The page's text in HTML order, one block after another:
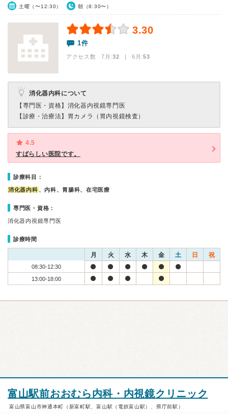
土曜（〜12:30） 朝（8:30〜）
3.30
1件
アクセス数 7月:32 | 6月:53
消化器内科について
【専門医・資格】 消化器内視鏡専門医
【診療・治療法】 胃カメラ（胃内視鏡検査）
4.5
すばらしい医院です。
診療科目：
消化器内科 、内科、胃腸科、在宅医療
専門医・資格：
消化器内視鏡専門医
診療時間
月 火 水 木 金 土 日 祝
08:30-12:30
13:00-18:00
富山駅前おおむら内科・内視鏡クリニック
富山県富山市神通本町（新富町駅、富山駅（電鉄富山駅）、県庁前駅）